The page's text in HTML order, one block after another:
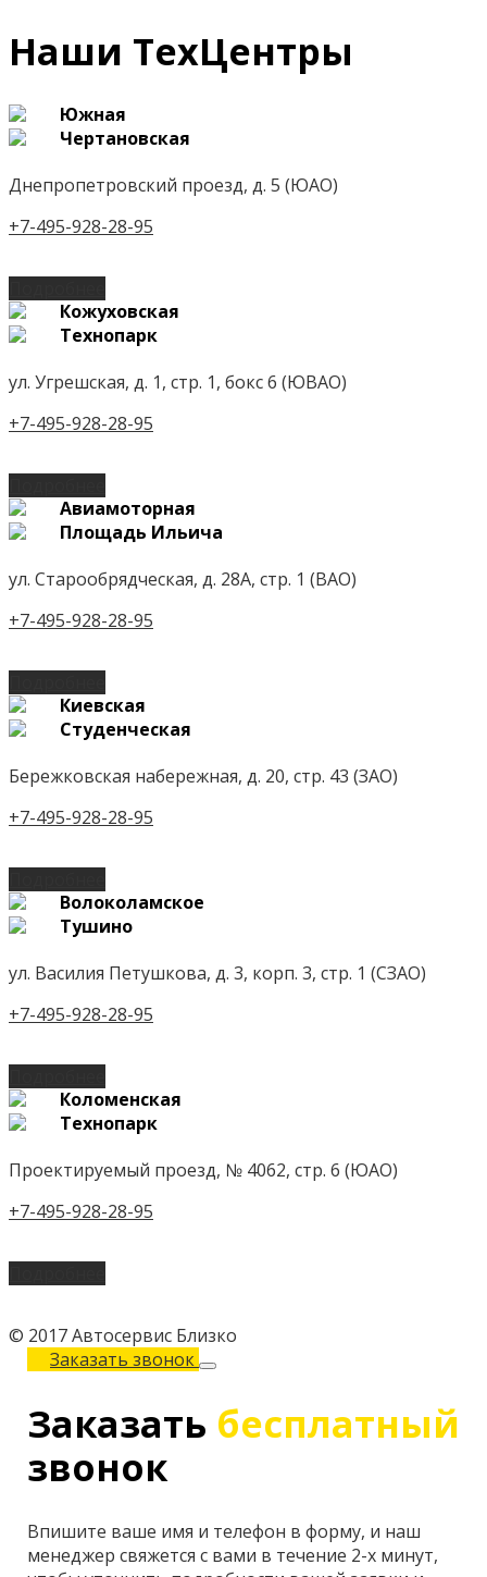
Наши ТехЦентры
Южная
Чертановская
Днепропетровский проезд, д. 5 (ЮАО)
+7-495-928-28-95
Кожуховская
Технопарк
ул. Угрешская, д. 1, стр. 1, бокс 6 (ЮВАО)
+7-495-928-28-95
Авиамоторная
Площадь Ильича
ул. Старообрядческая, д. 28А, стр. 1 (ВАО)
+7-495-928-28-95
Киевская
Студенческая
Бережковская набережная, д. 20, стр. 43 (ЗАО)
+7-495-928-28-95
Волоколамское
Тушино
ул. Василия Петушкова, д. 3, корп. 3, стр. 1 (СЗАО)
+7-495-928-28-95
Коломенская
Технопарк
Проектируемый проезд, № 4062, стр. 6 (ЮАО)
+7-495-928-28-95
© 2017 Автосервис Близко
Заказать звонок
Заказать бесплатный
звонок
Впишите ваше имя и телефон в форму, и наш
менеджер свяжется с вами в течение 2-х минут,